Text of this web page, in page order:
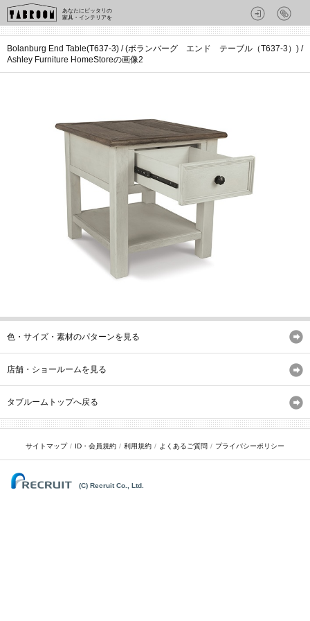
あなたにピッタリの
家具・インテリアを
Bolanburg End Table(T637-3) / (ボランバーグ エンド テーブル（T637-3）) /
Ashley Furniture HomeStoreの画像2
色・サイズ・素材のパターンを見る
店舗・ショールームを見る
タブルームトップへ戻る
サイトマップ ID・会員規約 利用規約 よくあるご質問 プライバシーポリシー
(C) Recruit Co., Ltd.